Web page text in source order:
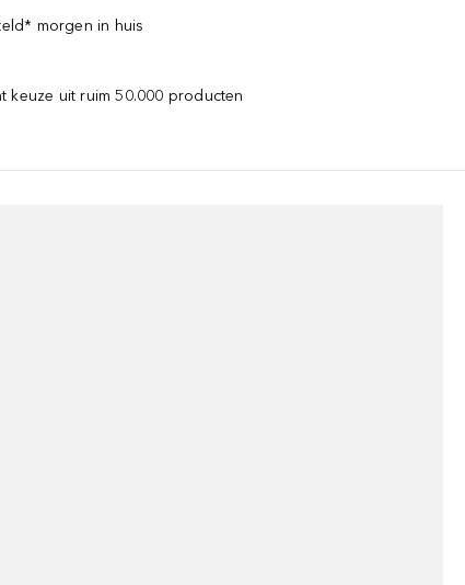
morgen in huis
keuze uit ruim 50.000 producten